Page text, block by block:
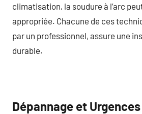
climatisation, la soudure à l’arc
appropriée. Chacune de ces
par un professionnel, assure une
durable.
Dépannage et Urgences